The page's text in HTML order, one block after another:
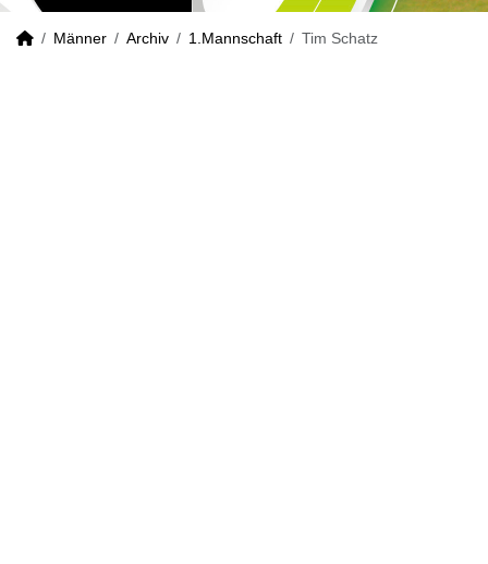
Männer Archiv 1.Mannschaft Tim Schatz